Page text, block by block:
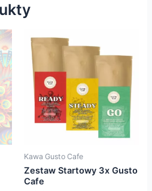
Kawa Gusto Cafe
Zestaw Startowy 3x Gusto
Cafe